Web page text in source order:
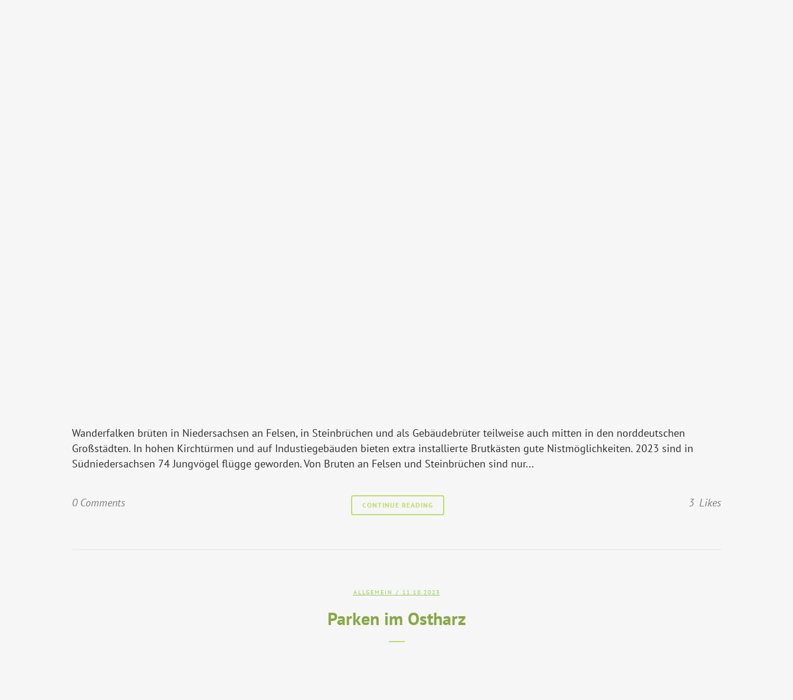
Wanderfalken brüten in Niedersachsen an Felsen, in Steinbrüchen und als Gebäudebrüter teilweise auch mitten in den norddeutschen
Großstädten. In hohen Kirchtürmen und auf Industiegebäuden bieten extra installierte Brutkästen gute Nistmöglichkeiten. 2023 sind in
Südniedersachsen 74 Jungvögel flügge geworden. Von Bruten an Felsen und Steinbrüchen sind nur...
0 Comments CONTINUE READING 3 Likes
ALLGEMEIN / 11.10.2023
Parken im Ostharz